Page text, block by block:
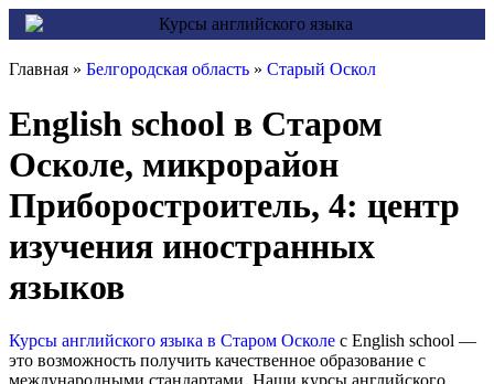
Главная » Белгородская область » Старый Оскол
English school в Старом
Осколе, микрорайон
Приборостроитель, 4: центр
изучения иностранных
языков
Курсы английского языка в Старом Осколе с English school —
это возможность получить качественное образование с